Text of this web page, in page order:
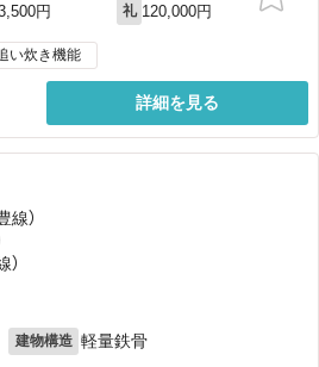
円
礼 120,000円
い炊き機能
詳細を見る
線）
）
建物構造 軽量鉄骨